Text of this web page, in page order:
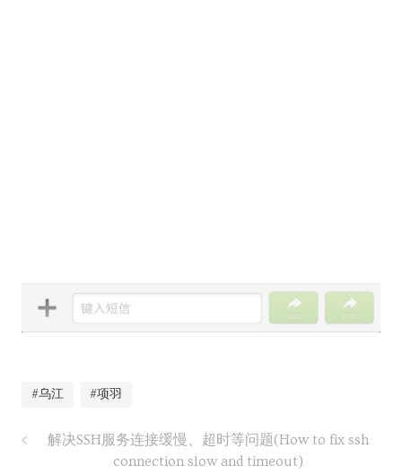
#乌江 #项羽
解决SSH服务连接缓慢、超时等问题(How to fix ssh
connection slow and timeout)